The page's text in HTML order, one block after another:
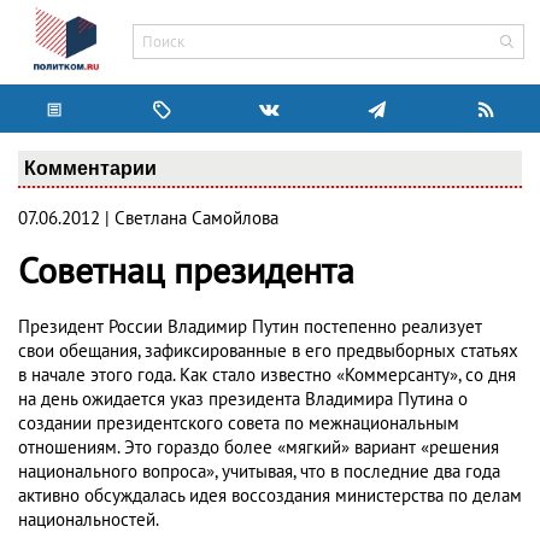
Комментарии
07.06.2012 | Светлана Самойлова
Советнац президента
Президент России Владимир Путин постепенно реализует
свои обещания, зафиксированные в его предвыборных статьях
в начале этого года. Как стало известно «Коммерсанту», со дня
на день ожидается указ президента Владимира Путина о
создании президентского совета по межнациональным
отношениям. Это гораздо более «мягкий» вариант «решения
национального вопроса», учитывая, что в последние два года
активно обсуждалась идея воссоздания министерства по делам
национальностей.